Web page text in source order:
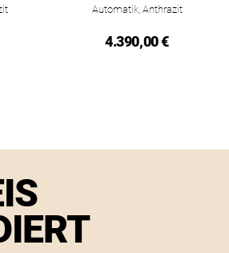
Automatik, Anthrazit
4.390,00 €